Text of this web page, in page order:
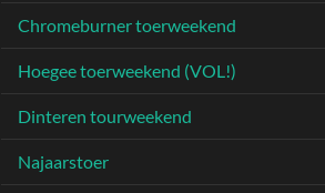
Chromeburner toerweekend
Hoegee toerweekend (VOL!)
Dinteren tourweekend
Najaarstoer